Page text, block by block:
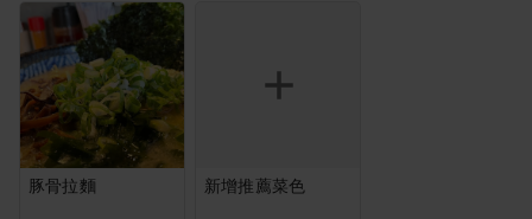
豚骨拉麵 新增推薦菜色